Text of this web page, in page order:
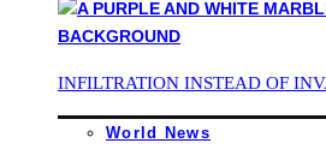
INFILTRATION INSTEAD OF
World News